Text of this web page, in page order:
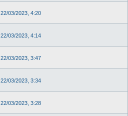
22/03/2023, 4:20
22/03/2023, 4:14
22/03/2023, 3:47
22/03/2023, 3:34
22/03/2023, 3:28